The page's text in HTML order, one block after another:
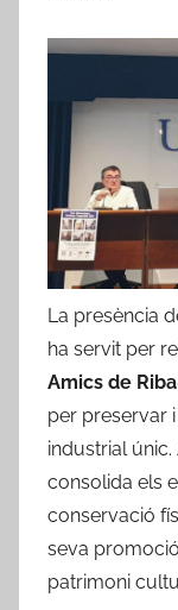
La presència
ha servit per
Amics de
per preservar
industrial
consolida els
conservació
seva
patrimoni